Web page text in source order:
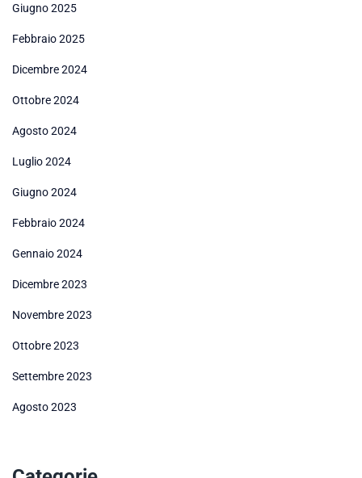
Giugno 2025
Febbraio 2025
Dicembre 2024
Ottobre 2024
Agosto 2024
Luglio 2024
Giugno 2024
Febbraio 2024
Gennaio 2024
Dicembre 2023
Novembre 2023
Ottobre 2023
Settembre 2023
Agosto 2023